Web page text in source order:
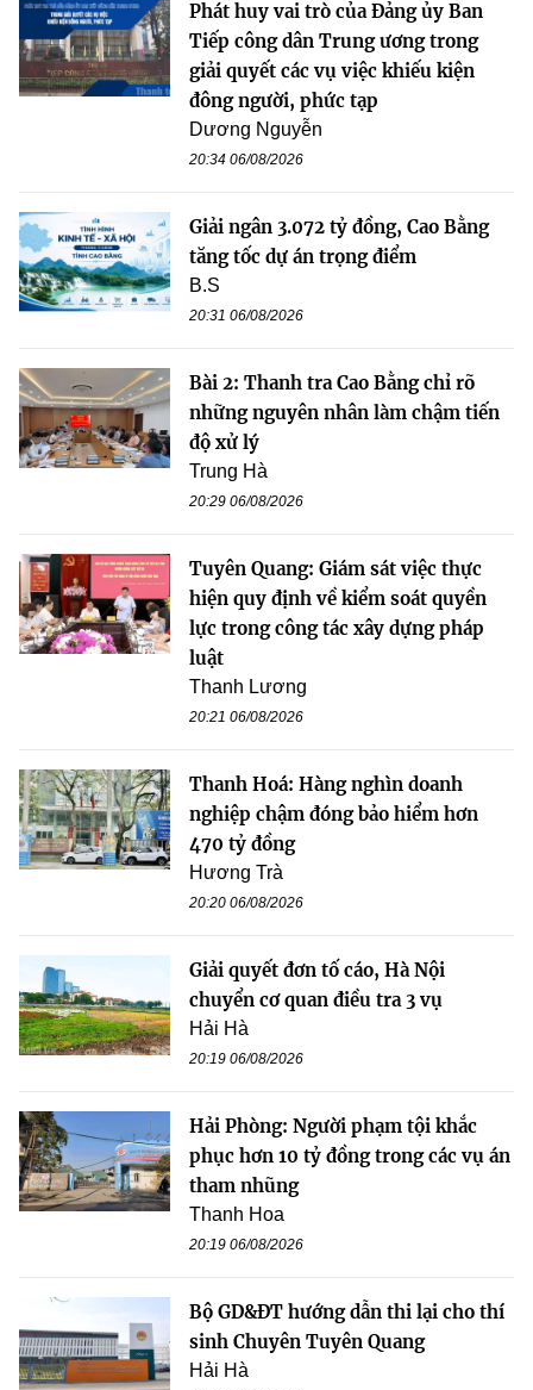
Phát huy vai trò của Đảng ủy Ban
Tiếp công dân Trung ương trong
giải quyết các vụ việc khiếu kiện
đông người, phức tạp
Dương Nguyễn
20:34 06/08/2026
Giải ngân 3.072 tỷ đồng, Cao Bằng
tăng tốc dự án trọng điểm
B.S
20:31 06/08/2026
Bài 2: Thanh tra Cao Bằng chỉ rõ
những nguyên nhân làm chậm tiến
độ xử lý
Trung Hà
20:29 06/08/2026
Tuyên Quang: Giám sát việc thực
hiện quy định về kiểm soát quyền
lực trong công tác xây dựng pháp
luật
Thanh Lương
20:21 06/08/2026
Thanh Hoá: Hàng nghìn doanh
nghiệp chậm đóng bảo hiểm hơn
470 tỷ đồng
Hương Trà
20:20 06/08/2026
Giải quyết đơn tố cáo, Hà Nội
chuyển cơ quan điều tra 3 vụ
Hải Hà
20:19 06/08/2026
Hải Phòng: Người phạm tội khắc
phục hơn 10 tỷ đồng trong các vụ án
tham nhũng
Thanh Hoa
20:19 06/08/2026
Bộ GD&ĐT hướng dẫn thi lại cho thí
sinh Chuyên Tuyên Quang
Hải Hà